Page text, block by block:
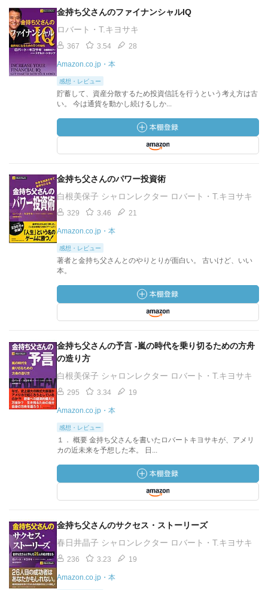
金持ち父さんのファイナンシャルIQ
ロバート・T.キヨサキ
367 3.54 28
Amazon.co.jp・本
感想・レビュー
貯蓄して、資産分散するため投資信託を行うという考え方は古
い。 今は通貨を動かし続けるしか...
金持ち父さんのパワー投資術
白根美保子 シャロンレクター ロバート・T.キヨサキ
329 3.46 21
Amazon.co.jp・本
感想・レビュー
著者と金持ち父さんとのやりとりが面白い。 古いけど、いい
本。
金持ち父さんの予言 -嵐の時代を乗り切るための方舟
の造り方
白根美保子 シャロンレクター ロバート・T.キヨサキ
295 3.34 19
Amazon.co.jp・本
感想・レビュー
１． 概要 金持ち父さんを書いたロバートキヨサキが、アメリ
カの近未来を予想した本。 日...
金持ち父さんのサクセス・ストーリーズ
春日井晶子 シャロンレクター ロバート・T.キヨサキ
236 3.23 19
Amazon.co.jp・本